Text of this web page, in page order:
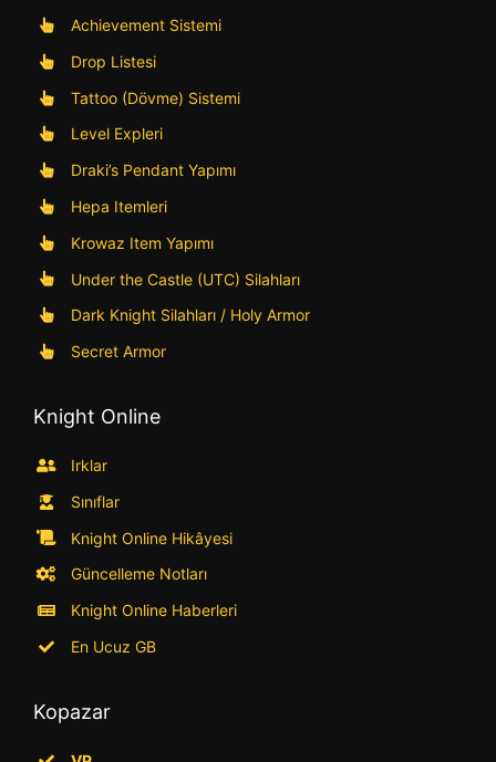
Achievement Sistemi
Drop Listesi
Tattoo (Dövme) Sistemi
Level Expleri
Draki’s Pendant Yapımı
Hepa Itemleri
Krowaz Item Yapımı
Under the Castle (UTC) Silahları
Dark Knight Silahları / Holy Armor
Secret Armor
Knight Online
Irklar
Sınıflar
Knight Online Hikâyesi
Güncelleme Notları
Knight Online Haberleri
En Ucuz GB
Kopazar